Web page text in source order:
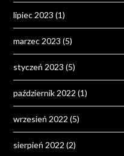
lipiec 2023 (1)
marzec 2023 (5)
styczeń 2023 (5)
październik 2022 (1)
wrzesień 2022 (5)
sierpień 2022 (2)